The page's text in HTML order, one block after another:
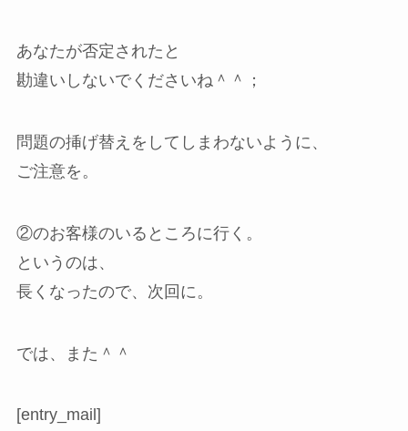
あなたが否定されたと
勘違いしないでくださいね＾＾；
問題の挿げ替えをしてしまわないように、
ご注意を。
②のお客様のいるところに行く。
というのは、
長くなったので、次回に。
では、また＾＾
[entry_mail]